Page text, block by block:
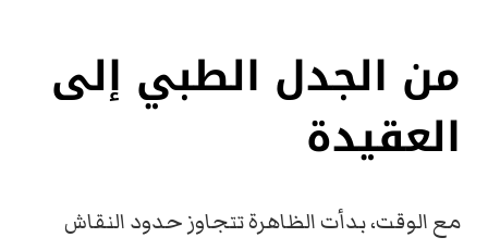
من الجدل الطبي إلى
العقيدة
مع الوقت، بدأت الظاهرة تتجاوز حدود النقاش